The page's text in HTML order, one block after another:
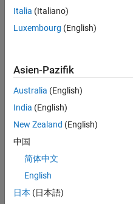
alle
Stellenangebote
anzeigen .
noch
keine
offenen
Stellen
können,
die
Ihren
entsprechen,
Italia (Italiano)
Luxembourg (English)
Asien-Pazifik
Australia (English)
India (English)
New Zealand (English)
中国
简体中文
English
日本 (日本語)